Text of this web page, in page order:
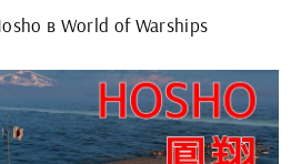
в World of Warships